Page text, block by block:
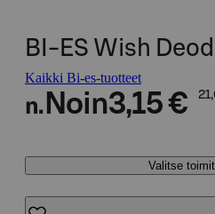
BI-ES Wish
Kaikki Bi-es-tuotteet
n. Noin3,15 €
Valitse